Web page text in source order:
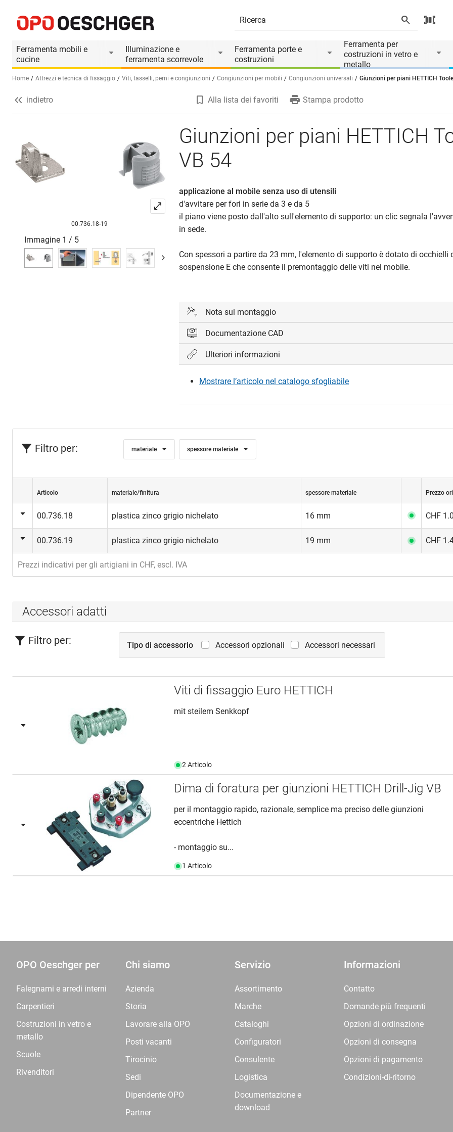
Ferramenta mobili e
cucine
Illuminazione e
ferramenta scorrevole
Ferramenta porte e
costruzioni
Ferramenta per
costruzioni in vetro e
metallo
Seleziona una lingua (IT)
Home Attrezzi e tecnica di fissaggio Viti, tasselli, perni e congiunzioni Congiunzioni per mobili Congiunzioni universali Giunzioni per piani HETTICH
Informazioni prodotto
Accessori adatti
indietro Alla lista dei favoriti Stampa prodotto
00.736.18-19
Immagine 1 / 5
Giunzioni per piani HETTICH
VB 54
applicazione al mobile senza uso di utensili
d'avvitare per fori in serie da 3 e da 5
il piano viene posto dall'alto sull'elemento di supporto: un clic segnala
in sede.
Con spessori a partire da 23 mm, l'elemento di supporto è dotato di occhielli
sospensione E che consente il premontaggio delle viti nel mobile.
Nota sul montaggio
Dimensioni foro
Toolex VB 54/23 E
Documentazione CAD
Accedi per visualizzare e scaricare i file CAD.
Ulteriori informazioni
Mostrare l’articolo nel catalogo sfogliabile
Filtro per: materiale spessore materiale
Articolo materiale/finitura spessore materiale Prezzo
00.736.18 plastica zinco grigio nichelato 16 mm CHF
00.736.19 plastica zinco grigio nichelato 19 mm CHF
Prezzi indicativi per gli artigiani in CHF, escl. IVA
Accessori adatti
Filtro per: Tipo di accessorio Accessori opzionali Accessori necessari
Viti di fissaggio Euro HETTICH
mit steilem Senkkopf
2 Articolo
Dima di foratura per giunzioni HETTICH Drill-Jig VB
per il montaggio rapido, razionale, semplice ma preciso delle giunzioni
eccentriche Hettich
- montaggio su...
1 Articolo
OPO Oeschger per
Falegnami e arredi interni
Carpentieri
Costruzioni in vetro e
metallo
Scuole
Rivenditori
Chi siamo
Azienda
Storia
Lavorare alla OPO
Posti vacanti
Tirocinio
Sedi
Dipendente OPO
Partner
Servizio
Assortimento
Marche
Cataloghi
Configuratori
Consulente
Logistica
Documentazione e
download
Informazioni
Contatto
Domande più frequenti
Opzioni di ordinazione
Opzioni di consegna
Opzioni di pagamento
Condizioni-di-ritorno